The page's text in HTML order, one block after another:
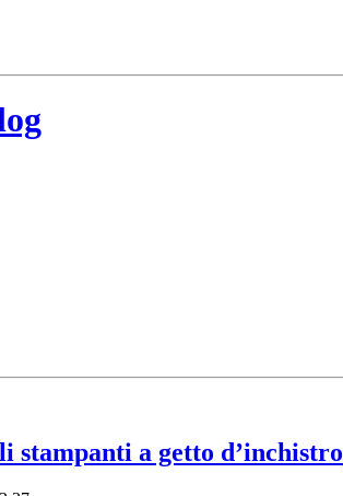
stampanti a getto d’inchistro